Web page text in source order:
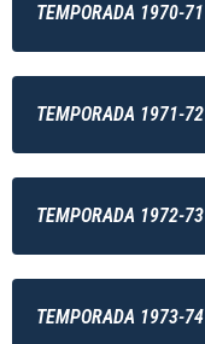
TEMPORADA 1970-71
TEMPORADA 1971-72
TEMPORADA 1972-73
TEMPORADA 1973-74